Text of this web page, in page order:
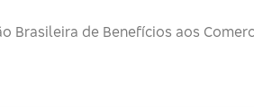
Brasileira de Benefícios aos